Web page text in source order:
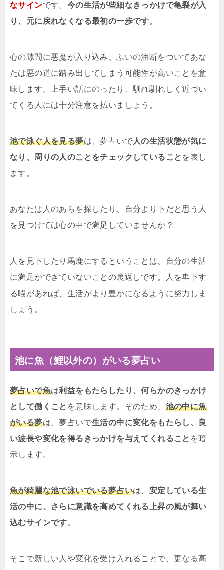
なサインです。 今の生活が些細なきっかけで亀裂が入
り、元に戻れなくなる最初の一歩です。
心の隙間に悪魔が入り込み、ふいの油断をついてあな
たは悪の道に踏み出してしまう可能性が高いことを意
味します。上手い話にのったり、馴れ馴れしく近づい
てくる人には十分注意を払いましょう。
池で泳ぐ人を見る夢は、夢占いで人の生活状態が気に
なり、周りの人のことをチェックしていること を表し
ます。
あなたは人のあらを探したり、自分より下だと思う人
を見つけては心の中で満足していませんか？
人を見下したり馬鹿にするということは、自分の生活
に満足ができていないことの裏返しです。人を卑下す
る暇があれば、生活がより豊かになるように努力しま
しょう。
池に魚（鯉以外の）がいる夢占い
夢占いで魚は利益をもたらしたり、何らかのきっかけ
として働くこと を意味します。そのため、 池の中に魚
がいる夢は、夢占いで生活の中に変化をもたらし、良
い波長や変化を得るきっかけを与えてくれること を暗
示します。
魚が綺麗な池で泳いでいる夢占いは、 安定している生
活の中に、さらに意識を高めてくれる上昇の風が舞い
込むサインです。
そこで新しい人や変化を受け入れることで、更なる高